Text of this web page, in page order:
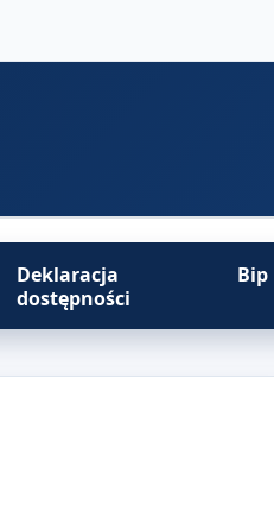
Deklaracja
dostępności
Bip